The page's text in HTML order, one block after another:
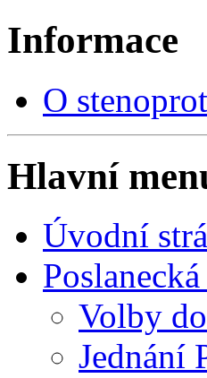
Informace
O
Hlavní
Úvodní
Volby
Jednání